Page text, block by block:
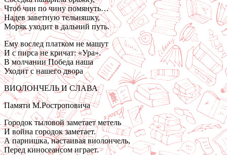
Чтоб чин по чину помянуть…
Надев заветную тельняшку,
Моряк уходит в дальний путь.
Ему вослед платком не машут
И с пирса не кричат: «Ура».
В молчании Победа наша
Уходит с нашего двора
ВИОЛОНЧЕЛЬ И СЛАВА
Памяти М.Ростроповича
Городок тыловой заметает метель
И война городок заметает.
А парнишка, настаивая виолончель,
Перед киносеансом играет.